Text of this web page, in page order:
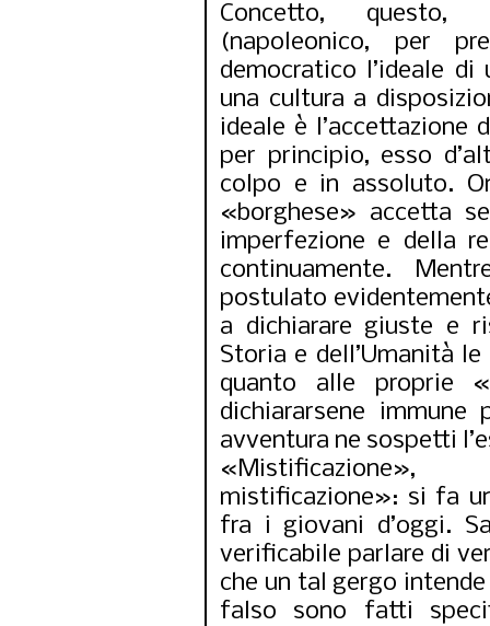
Concetto, questo,
(napoleonico, per
democratico l’ideale
una cultura a
ideale è l’accettazione
per principio, esso
colpo e in assoluto.
«borghese» accetta
imperfezione e della
continuamente.
postulato
a dichiarare giuste e
Storia e dell’Umanità
quanto alle proprie
dichiararsene
avventura ne sospetti
mistificazione»: si fa
fra i giovani d’oggi.
verificabile parlare di
che un tal gergo
falso sono fatti